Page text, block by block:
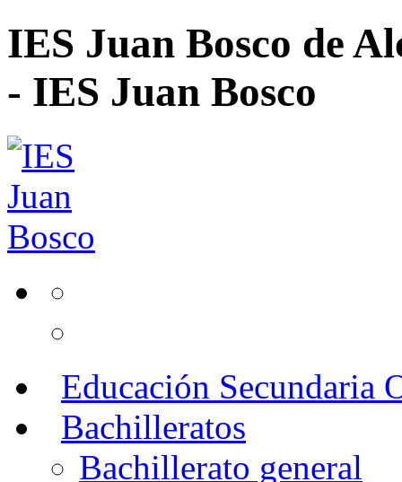
IES Juan Bosco de
- IES Juan Bosco
Educación Secundaria
Bachilleratos
Bachillerato general